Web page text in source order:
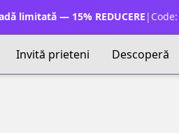
limitată — 15% REDUCERE | Code:
Invită prieteni Descoperă